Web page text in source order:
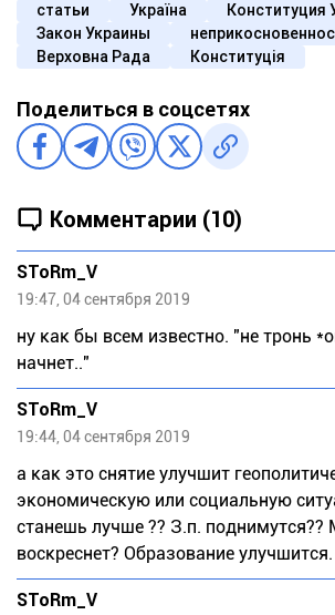
статьи
Україна
Конституция
Закон Украины
Верховна Рада
Конституція
Поделиться в соцсетях
Комментарии (10)
SToRm_V
19:47, 04 сентября 2019
ну как бы всем известно. "не тронь
начнет.."
SToRm_V
19:44, 04 сентября 2019
а как это снятие улучшит
экономическую или социальную
станешь лучше ?? З.п. поднимутся??
воскреснет? Образование
SToRm_V